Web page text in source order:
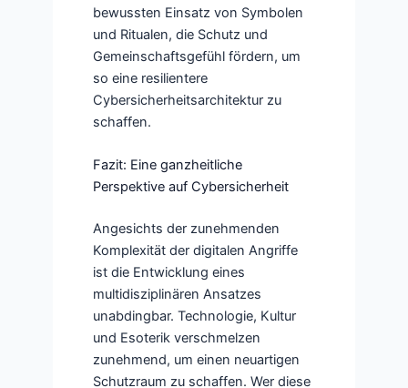
bewussten Einsatz von Symbolen
und Ritualen, die Schutz und
Gemeinschaftsgefühl fördern, um
so eine resilientere
Cybersicherheitsarchitektur zu
schaffen.
Fazit: Eine ganzheitliche
Perspektive auf Cybersicherheit
Angesichts der zunehmenden
Komplexität der digitalen Angriffe
ist die Entwicklung eines
multidisziplinären Ansatzes
unabdingbar. Technologie, Kultur
und Esoterik verschmelzen
zunehmend, um einen neuartigen
Schutzraum zu schaffen. Wer diese